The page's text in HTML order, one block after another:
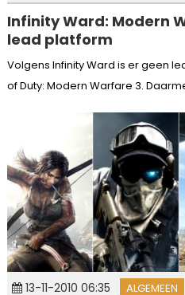
Infinity Ward: Modern
lead platform
Volgens Infinity Ward is er geen
of Duty: Modern Warfare 3.
13-11-2010 06:35 ALGEMEEN